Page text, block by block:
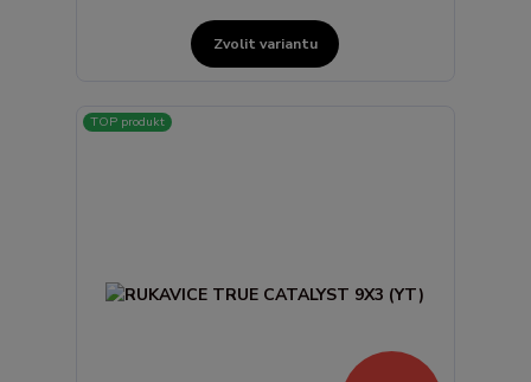
Zvolit variantu
TOP produkt